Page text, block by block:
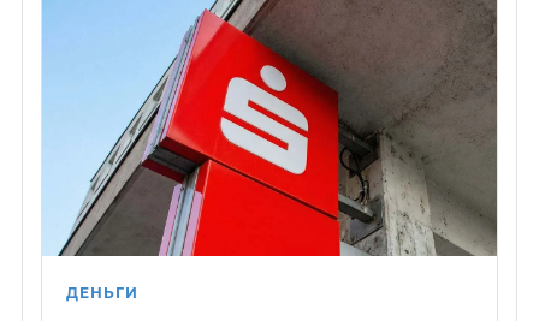
ДЕНЬГИ